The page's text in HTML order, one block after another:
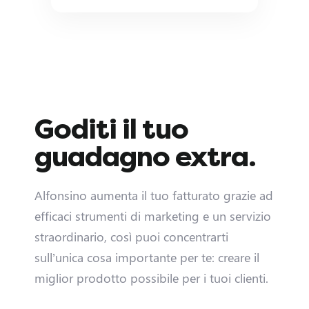
Goditi il tuo
guadagno extra.
Alfonsino aumenta il tuo fatturato grazie ad
efficaci strumenti di marketing e un servizio
straordinario, così puoi concentrarti
sull’unica cosa importante per te: creare il
miglior prodotto possibile per i tuoi clienti.